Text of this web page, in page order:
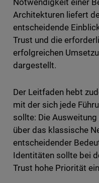
Notwendigkeit einer
Architekturen liefert
entscheidende
Trust und die
erfolgreichen
dargestellt.
Der Leitfaden hebt
mit der sich jede
sollte: Die
über das klassische
entscheidender
Identitäten sollte bei
Trust hohe Priorität